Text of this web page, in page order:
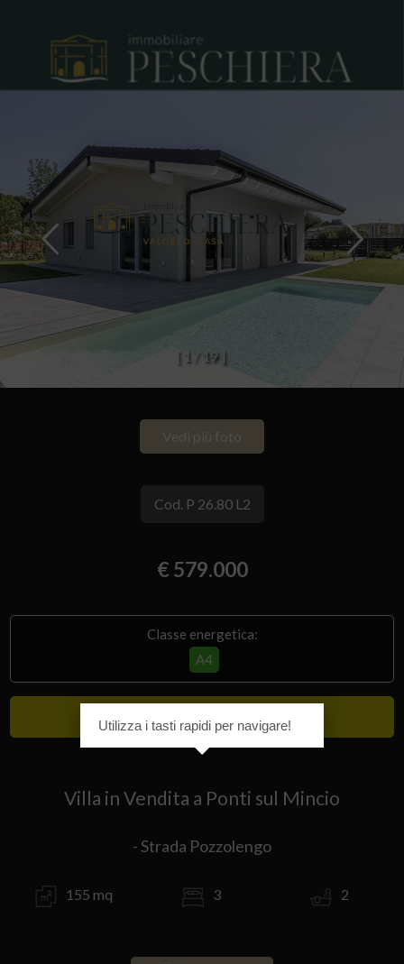
[ 1 19
Vedi più foto
Cod. P 26.80 L2
€ 579.000
Classe energetica:
A4
Lusso
Villa in Vendita a Ponti sul Mincio
- Strada Pozzolengo
155 mq 3 2
Utilizza i tasti rapidi per navigare!